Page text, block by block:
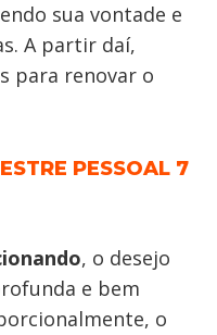
sua vontade e
A partir daí,
para renovar o
PESSOAL 7
, o desejo
e bem
o